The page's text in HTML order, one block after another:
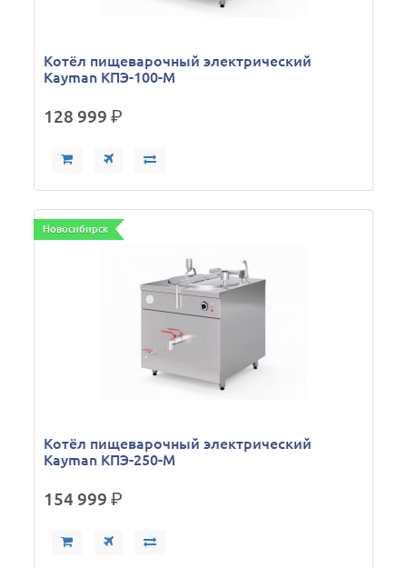
Котёл пищеварочный электрический
Kayman КПЭ-100-М
128 999р.
Новосибирск
Котёл пищеварочный электрический
Kayman КПЭ-250-М
154 999р.